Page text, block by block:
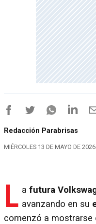
Redacción Parabrisas
MIÉRCOLES 13 DE MAYO DE 2026
L a futura
avanzando en su
comenzó a mostrarse